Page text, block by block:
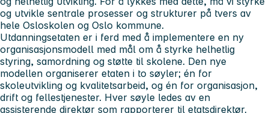
og utvikle sentrale prosesser og strukturer på tvers av
hele Osloskolen og Oslo kommune.
Utdanningsetaten er i ferd med å implementere en ny
organisasjonsmodell med mål om å styrke helhetlig
styring, samordning og støtte til skolene. Den nye
modellen organiserer etaten i to søyler; én for
skoleutvikling og kvalitetsarbeid, og én for organisasjon,
drift og fellestjenester. Hver søyle ledes av en
assisterende direktør som rapporterer til etatsdirektør.